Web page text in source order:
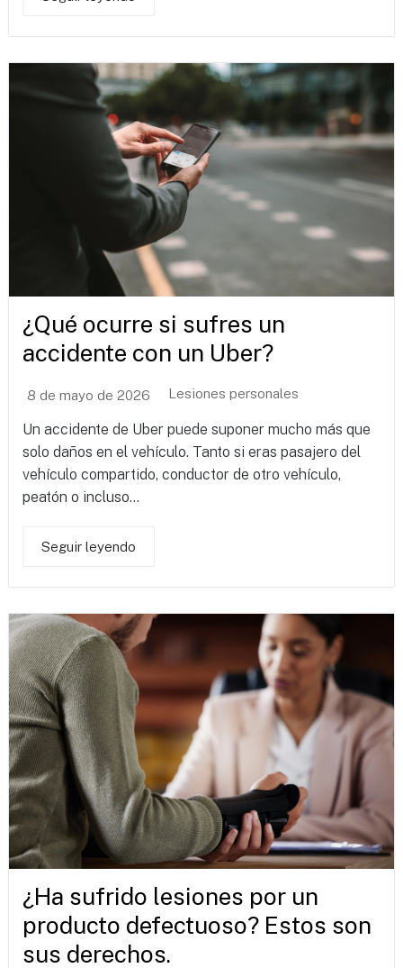
¿Qué ocurre si sufres un
accidente con un Uber?
8 de mayo de 2026 Lesiones personales
Un accidente de Uber puede suponer mucho más que
solo daños en el vehículo. Tanto si eras pasajero del
vehículo compartido, conductor de otro vehículo,
peatón o incluso...
Seguir leyendo
¿Ha sufrido lesiones por un
producto defectuoso? Estos son
sus derechos.